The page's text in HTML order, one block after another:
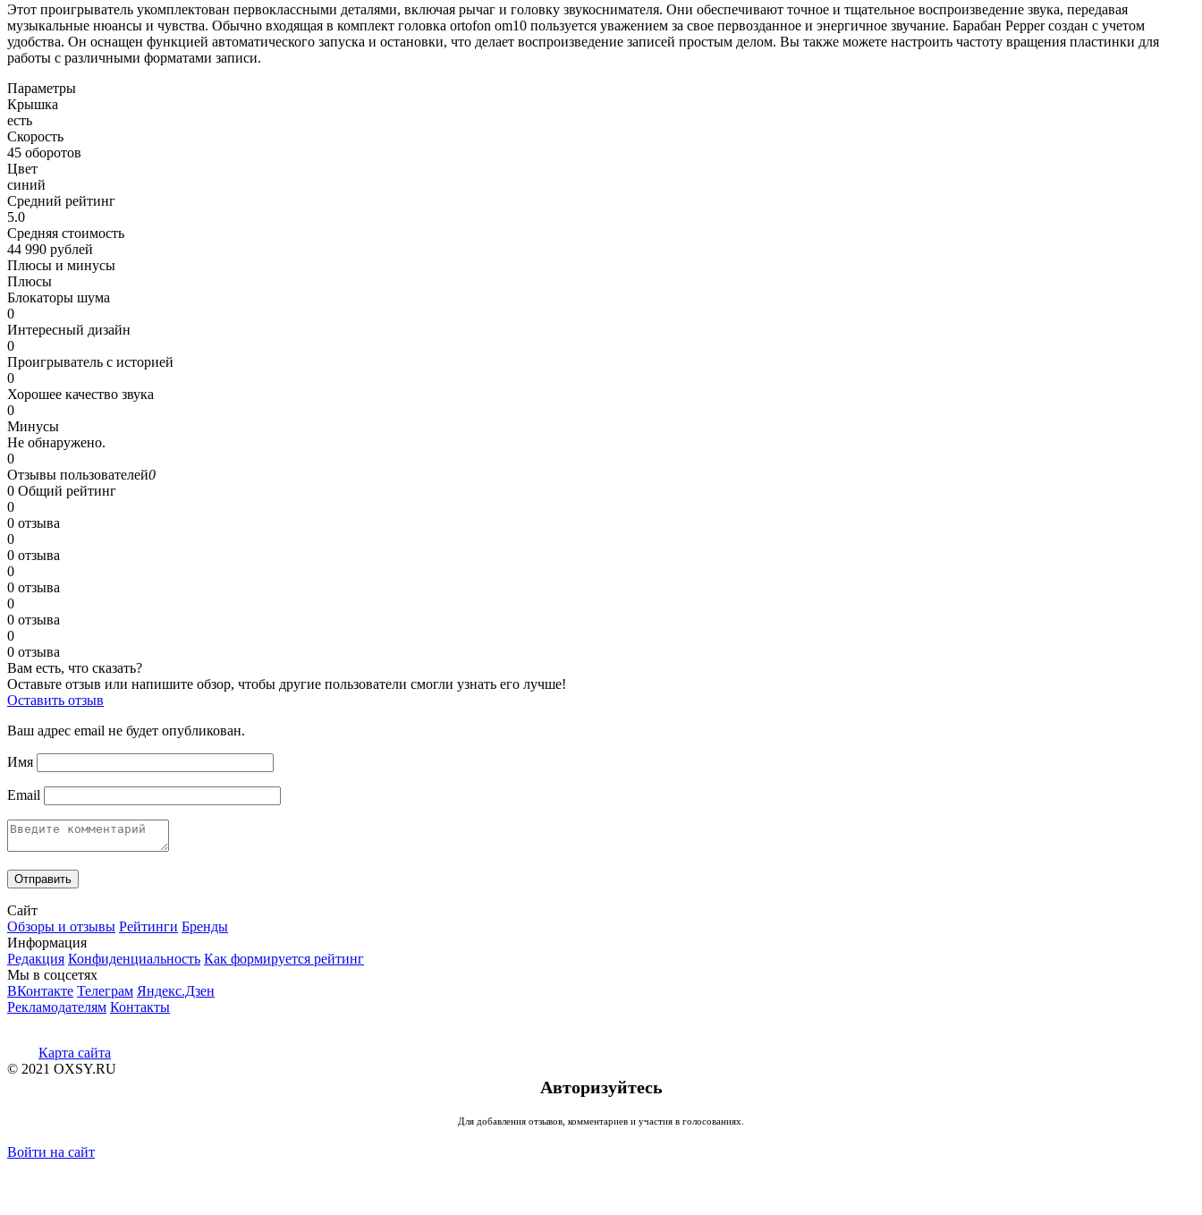
Этот проигрыватель укомплектован первоклассными деталями, включая рычаг и головку звукоснимателя. Они обеспечивают точное и тщательное воспроизведение звука, передавая
музыкальные нюансы и чувства. Обычно входящая в комплект головка ortofon om10 пользуется уважением за свое первозданное и энергичное звучание. Барабан Pepper создан с учетом
удобства. Он оснащен функцией автоматического запуска и остановки, что делает воспроизведение записей простым делом. Вы также можете настроить частоту вращения пластинки для
работы с различными форматами записи.
Параметры
Крышка
есть
Скорость
45 оборотов
Цвет
синий
Средний рейтинг
5.0
Средняя стоимость
44 990 рублей
Плюсы и минусы
Плюсы
Блокаторы шума
0
Интересный дизайн
0
Проигрыватель с историей
0
Хорошее качество звука
0
Минусы
Не обнаружено.
0
Отзывы пользователей0
0 Общий рейтинг
0
0 отзыва
0
0 отзыва
0
0 отзыва
0
0 отзыва
0
0 отзыва
Вам есть, что сказать?
Оставьте отзыв или напишите обзор, чтобы другие пользователи смогли узнать его лучше!
Оставить отзыв
Ваш адрес email не будет опубликован.
Имя
Email
Сайт
Обзоры и отзывы Рейтинги Бренды
Информация
Редакция Конфиденциальность Как формируется рейтинг
Мы в соцсетях
ВКонтакте Телеграм Яндекс.Дзен
Рекламодателям Контакты
Карта сайта
© 2021 OXSY.RU
Авторизуйтесь
Для добавления отзывов, комментариев и участия в голосованиях.
Войти на сайт